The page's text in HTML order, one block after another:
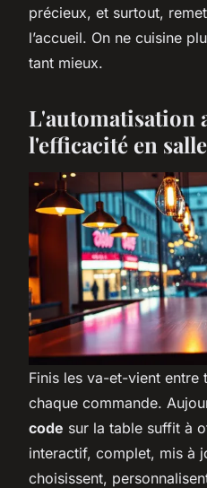
précieux, et surtout,
l’accueil. On ne cuisine
tant mieux.
L'automatisation
l'efficacité en salle
Finis les va-et-vient entre
chaque commande.
code sur la table suffit à
interactif, complet, mis à
choisissent,